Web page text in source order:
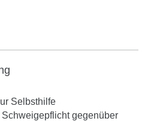
Selbsthilfe
gegenüber